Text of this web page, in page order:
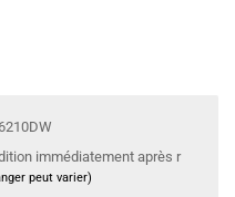
immédiatement après r
peut varier)